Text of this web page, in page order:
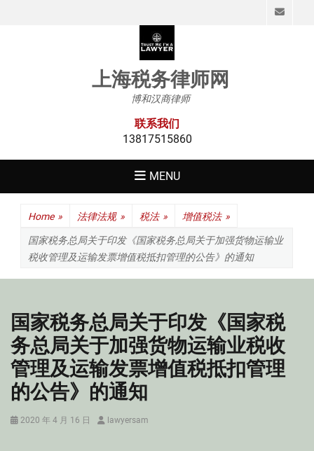
上海税务律师网
博和汉商律师
联系我们
13817515860
MENU
Home » 法律法规 » 税法 » 增值税法 »
国家税务总局关于印发《国家税务总局关于加强货物运输业
税收管理及运输发票增值税抵扣管理的公告》的通知
国家税务总局关于印发《国家税
务总局关于加强货物运输业税收
管理及运输发票增值税抵扣管理
的公告》的通知
Posted
2020 年 4 月 16 日 Authorlawyersam